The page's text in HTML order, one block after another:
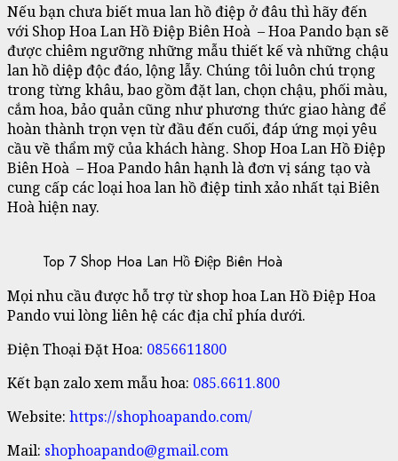
Nếu bạn chưa biết mua lan hồ điệp ở đâu thì hãy đến
với Shop Hoa Lan Hồ Điệp Biên Hoà – Hoa Pando bạn sẽ
được chiêm ngưỡng những mẫu thiết kế và những chậu
lan hồ diệp độc đáo, lộng lẫy. Chúng tôi luôn chú trọng
trong từng khâu, bao gồm đặt lan, chọn chậu, phối màu,
cắm hoa, bảo quản cũng như phương thức giao hàng để
hoàn thành trọn vẹn từ đầu đến cuối, đáp ứng mọi yêu
cầu về thẩm mỹ của khách hàng. Shop Hoa Lan Hồ Điệp
Biên Hoà – Hoa Pando hân hạnh là đơn vị sáng tạo và
cung cấp các loại hoa lan hồ điệp tinh xảo nhất tại Biên
Hoà hiện nay.
Top 7 Shop Hoa Lan Hồ Điệp Biên Hoà
Mọi nhu cầu được hỗ trợ từ shop hoa Lan Hồ Điệp Hoa
Pando vui lòng liên hệ các địa chỉ phía dưới.
Điện Thoại Đặt Hoa: 0856611800
Kết bạn zalo xem mẫu hoa: 085.6611.800
Website: https://shophoapando.com/
Mail: shophoapando@gmail.com